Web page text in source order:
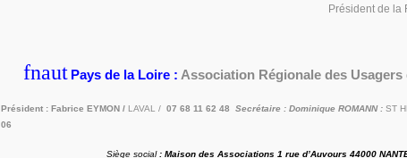
Président de la
fnaut Pays de la Loire : Association Régionale des Usagers
Président : Fabrice EYMON / LAVAL / 07 68 11 62 48 Secrétaire : Dominique ROMANN : ST
06
Siège social : Maison des Associations 1 rue d’Auvours 44000